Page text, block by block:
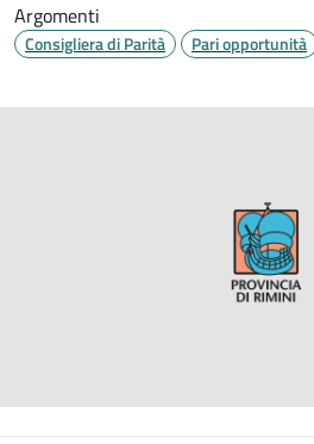
Argomenti
Consigliera di Parità Pari opportunità